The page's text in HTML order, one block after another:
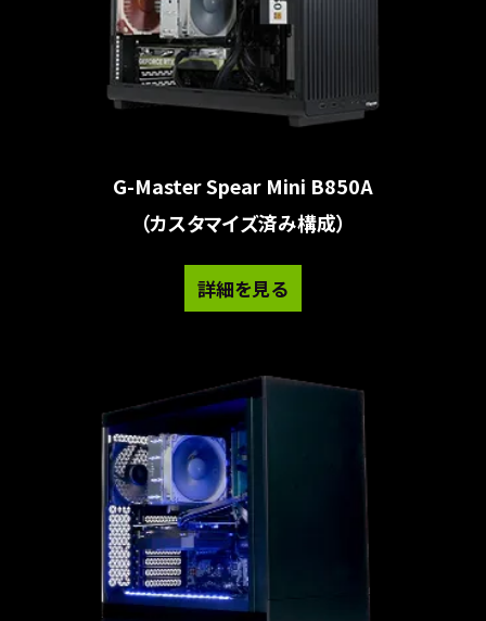
G-Master Spear Mini B850A
（カスタマイズ済み構成）
詳細を見る